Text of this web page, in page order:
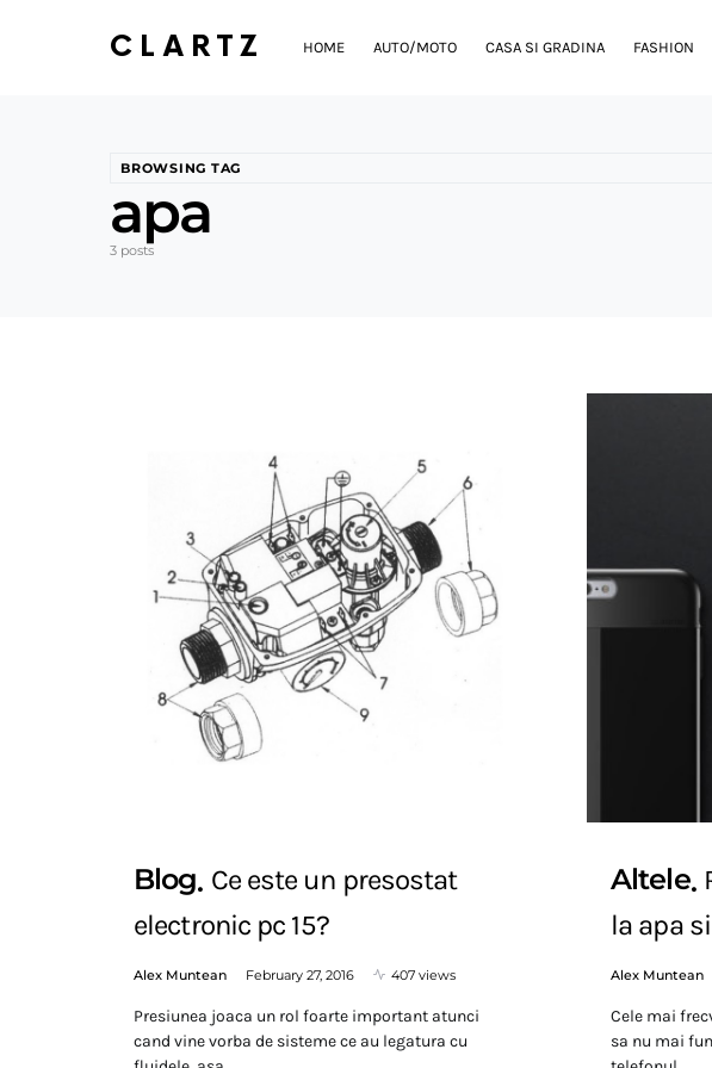
CLARTZ HOME AUTO/MOTO CASA SI GRADINA FASHION
BROWSING TAG
apa
3 posts
Blog Ce este un presostat
electronic pc 15?
Alex Muntean February 27, 2016 407 views
Presiunea joaca un rol foarte important atunci
cand vine vorba de sisteme ce au legatura cu
Altele
la apa
Alex Muntean
Cele mai
sa nu mai